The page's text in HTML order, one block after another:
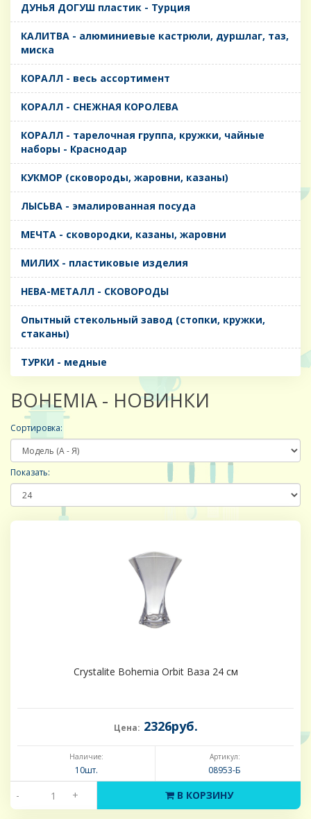
ДУНЬЯ ДОГУШ пластик - Турция
КАЛИТВА - алюминиевые кастрюли, дуршлаг, таз,
миска
КОРАЛЛ - весь ассортимент
КОРАЛЛ - СНЕЖНАЯ КОРОЛЕВА
КОРАЛЛ - тарелочная группа, кружки, чайные
наборы - Краснодар
КУКМОР (сковороды, жаровни, казаны)
ЛЫСЬВА - эмалированная посуда
МЕЧТА - сковородки, казаны, жаровни
МИЛИХ - пластиковые изделия
НЕВА-МЕТАЛЛ - СКОВОРОДЫ
Опытный стекольный завод (стопки, кружки,
стаканы)
ТУРКИ - медные
BOHEMIA - НОВИНКИ
Сортировка:
Показать:
Crystalite Bohemia Orbit Ваза 24 см
Цена: 2326руб.
Наличие:
10шт.
Артикул:
08953-Б
- + В КОРЗИНУ